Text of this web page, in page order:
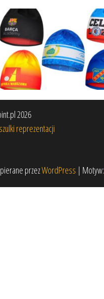
2026
reprezentacji
przezWordPress | Motyw: